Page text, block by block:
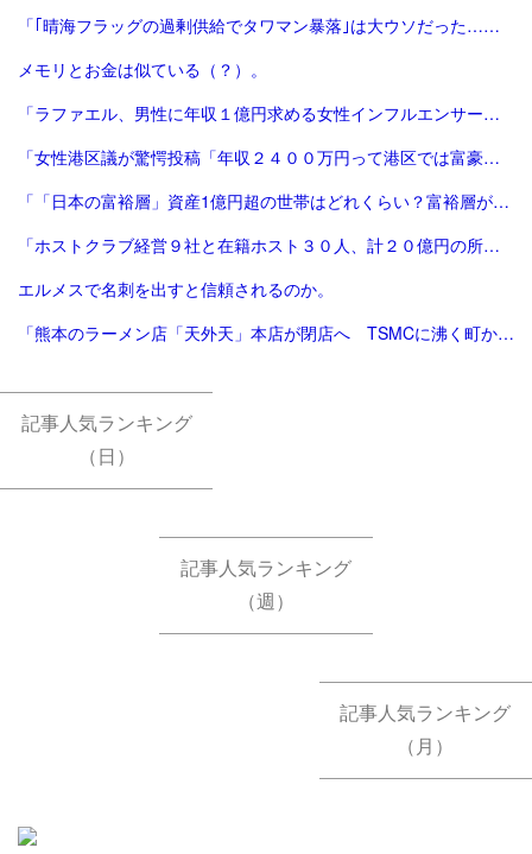
「｢晴海フラッグの過剰供給でタワマン暴落｣は大ウソだった…日本の専門家が｢肝心な時に間違える｣本当の理由 従来型の思考や意見が役に立たなくなっている | PRESIDENT Online（プレジデン」
メモリとお金は似ている（？）。
「ラファエル、男性に年収１億円求める女性インフルエンサーに不快感「その性格じゃ…」 - 芸能 : 日刊スポーツ」
「女性港区議が驚愕投稿「年収２４００万円って港区では富豪の暮らしできない」基礎控除ゼロ引き下げ検討の政府批判も「港区凄い」「恐ろしや」/芸能/デイリースポーツ online」
「「日本の富裕層」資産1億円超の世帯はどれくらい？富裕層が増える理由や年収1500万円以上の人の特徴も解説 富裕層が増え続ける背景には何がある？世帯年収1500万円以上「インカムリッチ」の特徴 | 」
「ホストクラブ経営９社と在籍ホスト３０人、計２０億円の所得隠し…東京国税局指摘 : 読売新聞」
エルメスで名刺を出すと信頼されるのか。
「熊本のラーメン店「天外天」本店が閉店へ TSMCに沸く町から撤退 | 毎日新聞」
記事人気ランキング
（日）
記事人気ランキング
（週）
記事人気ランキング
（月）